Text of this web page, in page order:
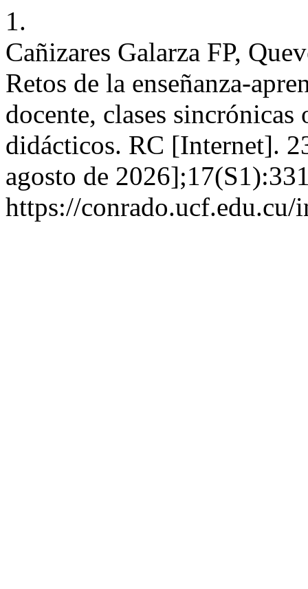
1.
Cañizares Galarza FP,
Retos de la enseñanza-
docente, clases
didácticos. RC [Internet].
agosto de
https://